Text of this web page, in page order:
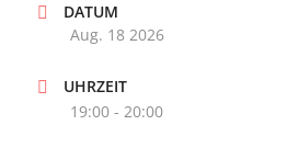
DATUM
Aug. 18 2026
UHRZEIT
19:00 - 20:00